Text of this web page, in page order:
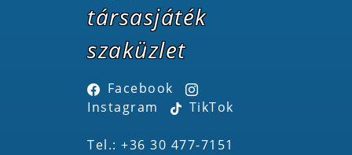
társasjáték
szaküzlet
Facebook
Instagram
TikTok
Tel.: +36 30 477-7151